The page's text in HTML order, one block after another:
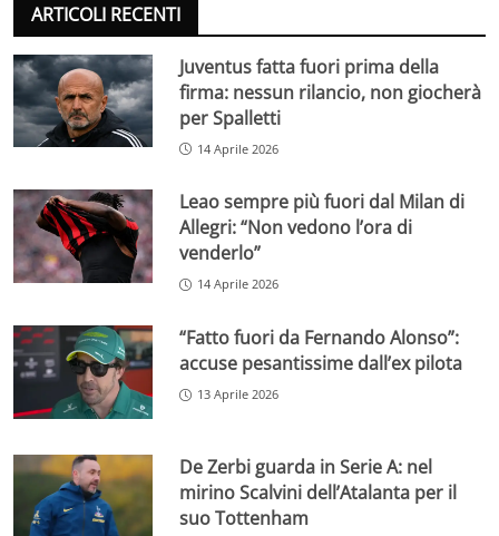
ARTICOLI RECENTI
Juventus fatta fuori prima della
firma: nessun rilancio, non giocherà
per Spalletti
14 Aprile 2026
Leao sempre più fuori dal Milan di
Allegri: “Non vedono l’ora di
venderlo”
14 Aprile 2026
“Fatto fuori da Fernando Alonso”:
accuse pesantissime dall’ex pilota
13 Aprile 2026
De Zerbi guarda in Serie A: nel
mirino Scalvini dell’Atalanta per il
suo Tottenham